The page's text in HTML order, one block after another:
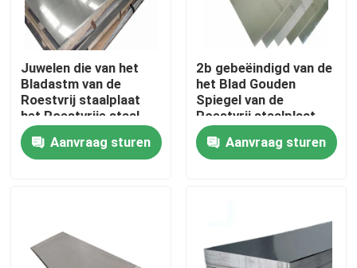
Juwelen die van het
Bladastm van de
Roestvrij staalplaat
het Roestvrije staal
tot Blad 304 maken
Blad voor Ktv
Aanvraag sturen
2b gebeëindigd van de
het Blad Gouden
Spiegel van de
Roestvrij staalplaat
het Roestvrije
staalblad 304 Sus 304
Aanvraag sturen